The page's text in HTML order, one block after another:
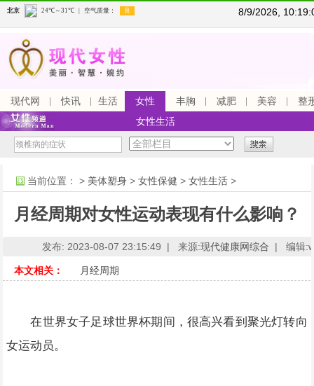
8/9/2026,
现代网 快讯 生活 女性 丰胸 减肥 美容
整
女性生活
当前位置： > 美体塑身 >女性保健 >女性生活 >
月经周期对女性运动表现有什么影响？
发布: 2023-08-07 23:15:49 | 来源:现代健康网综合 | 编辑
本文相关： 月经周期
在世界女子足球世界杯期间，很高兴看到聚光灯转向
女运动员。